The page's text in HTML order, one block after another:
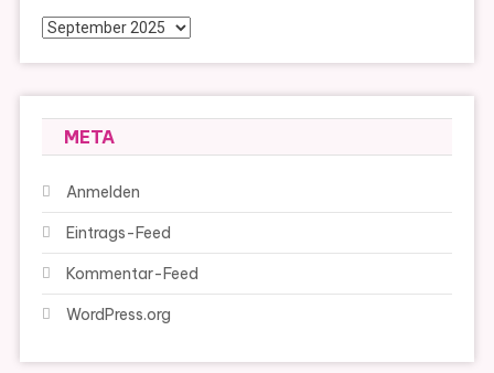
Archiv
META
Anmelden
Eintrags-Feed
Kommentar-Feed
WordPress.org